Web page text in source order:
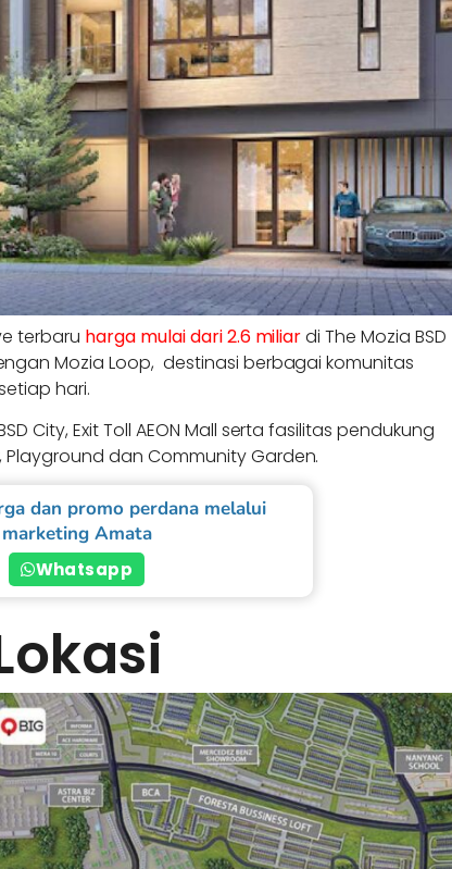
terbaru harga mulai dari 2.6 miliardi The Mozia BSD
Mozia Loop, destinasi berbagai komunitas
hari.
City, Exit Toll AEON Mall serta fasilitas pendukung
Playground dan Community Garden.
dan promo perdana melalui
marketing Amata
Whatsapp